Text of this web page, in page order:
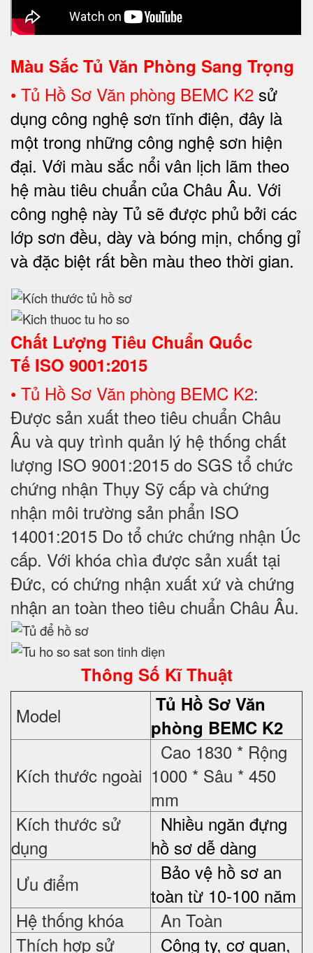
Màu Sắc Tủ Văn Phòng Sang Trọng
• Tủ Hồ Sơ Văn phòng BEMC K2 sử
dụng công nghệ sơn tĩnh điện, đây là
một trong những công nghệ sơn hiện
đại. Với màu sắc nổi vân lịch lãm theo
hệ màu tiêu chuẩn của Châu Âu. Với
công nghệ này Tủ sẽ được phủ bởi các
lớp sơn đều, dày và bóng mịn, chống gỉ
và đặc biệt rất bền màu theo thời gian.
Chất Lượng Tiêu Chuẩn Quốc
Tế ISO 9001:2015
• Tủ Hồ Sơ Văn phòng BEMC K2:
Được sản xuất theo tiêu chuẩn Châu
Âu và quy trình quản lý hệ thống chất
lượng ISO 9001:2015 do SGS tổ chức
chứng nhận Thụy Sỹ cấp và chứng
nhận môi trường sản phẩn ISO
14001:2015 Do tổ chức chứng nhận Úc
cấp. Với khóa chìa được sản xuất tại
Đức, có chứng nhận xuất xứ và chứng
nhận an toàn theo tiêu chuẩn Châu Âu.
Thông Số Kĩ Thuật
Model Tủ Hồ Sơ Văn
phòng BEMC K2
Kích thước ngoài
Cao 1830 * Rộng
1000 * Sâu * 450
mm
Kích thước sử
dụng
Nhiều ngăn đựng
hồ sơ dễ dàng
Ưu điểm
Bảo vệ hồ sơ an
toàn từ 10-100 năm
Hệ thống khóa
An Toàn
Thích hợp sử
Công ty, cơ quan,